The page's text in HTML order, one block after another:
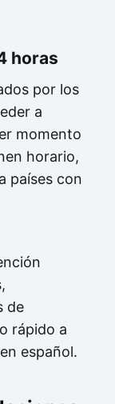
horas
por los
a
momento
horario,
países con
de
rápido a
español.